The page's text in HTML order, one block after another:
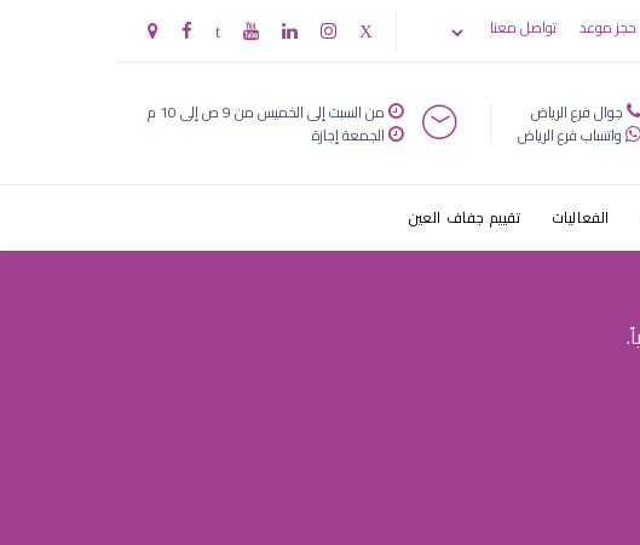
حجز موعد تواصل معنا
جوال فرع الرياض
واتساب فرع الرياض
من السبت إلى الخميس من 9 ص إلى 10 م
الجمعة إجازة
الفعاليات تقييم جفاف العين